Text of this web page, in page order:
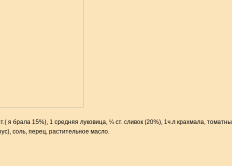
я брала 15%), 1 средняя луковица, ¼ ст. сливок (20%), 1ч.л крахмала,
соль, перец, растительное масло.